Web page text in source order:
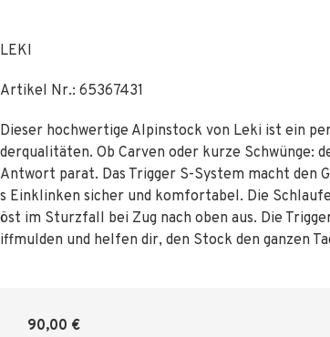
LEKI
Artikel Nr.: 65367431
Dieser hochwertige Alpinstock von Leki ist ein
derqualitäten. Ob Carven oder kurze Schwünge:
Antwort parat. Das Trigger S-System macht den
s Einklinken sicher und komfortabel. Die
öst im Sturzfall bei Zug nach oben aus. Die
iffmulden und helfen dir, den Stock den ganzen
90,00 €